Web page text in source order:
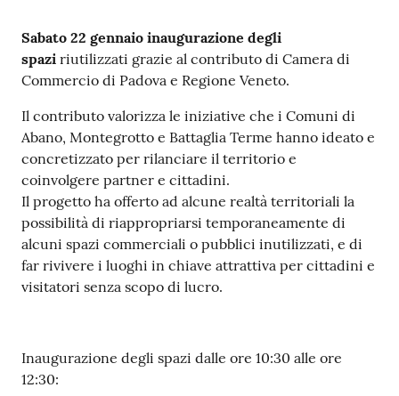
Contatti
Newsle
tter
Sala
Stampa
Sabato 22 gennaio inaugurazione degli
spazi riutilizzati grazie al contributo di Camera di
Commercio di Padova e Regione Veneto.
Il contributo valorizza le iniziative che i Comuni di
Abano, Montegrotto e Battaglia Terme hanno ideato e
concretizzato per rilanciare il territorio e
coinvolgere partner e cittadini.
Il progetto ha offerto ad alcune realtà territoriali la
possibilità di riappropriarsi temporaneamente di
alcuni spazi commerciali o pubblici inutilizzati, e di
far rivivere i luoghi in chiave attrattiva per cittadini e
visitatori senza scopo di lucro.
Inaugurazione degli spazi dalle ore 10:30 alle ore
12:30: